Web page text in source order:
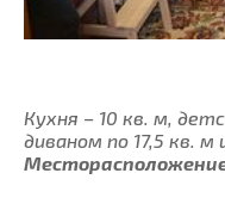
Кухня – 10 кв. м,
диваном по 17,5 кв.